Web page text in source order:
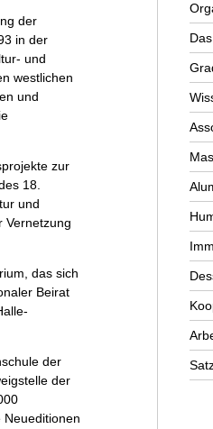
der
in der
und
westlichen
und
zur
18.
und
Vernetzung
das sich
Beirat
der
der